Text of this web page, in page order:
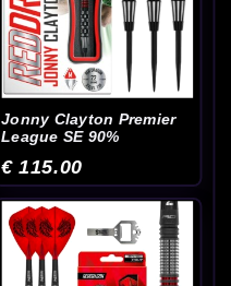
Jonny Clayton Premier
League SE 90%
€ 115.00